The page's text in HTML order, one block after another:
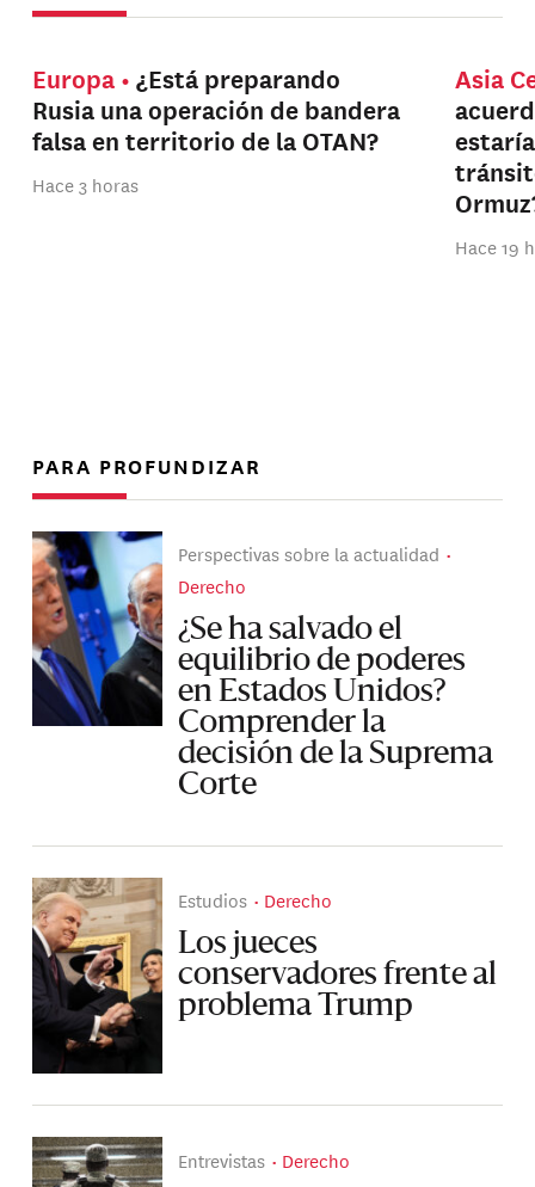
Europa
¿Está preparando
Rusia una operación de bandera
falsa en territorio de la OTAN?
Hace 3 horas
Asia
Hace 19
PARA PROFUNDIZAR
Perspectivas sobre la actualidad
Derecho
¿Se ha salvado el
equilibrio de poderes
en Estados Unidos?
Comprender la
decisión de la Suprema
Corte
Estudios Derecho
Los jueces
conservadores frente al
problema Trump
Entrevistas Derecho